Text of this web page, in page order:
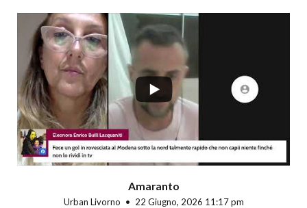
Amaranto
Urban Livorno 22 Giugno, 2026 11:17 pm